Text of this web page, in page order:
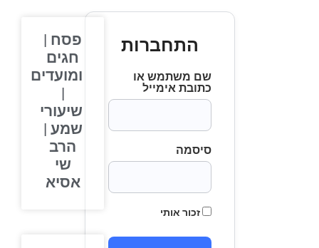
התחברות
שם משתמש או
כתובת אימייל
סיסמה
זכור אותי
פסח |
חגים
ומועדים
שיעורי
שמע |
הרב
שי
אסיא